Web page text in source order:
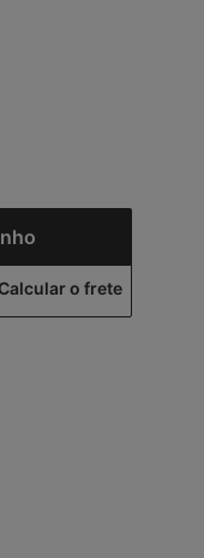
Calcular o frete